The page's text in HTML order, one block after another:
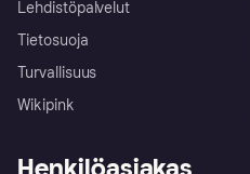
Lehdistöpalvelut
Tietosuoja
Turvallisuus
Wikipink